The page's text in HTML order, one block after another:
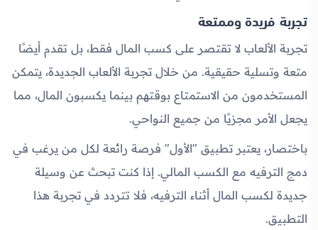
تجربة فريدة وممتعة
تجربة الألعاب لا تقتصر على كسب المال فقط، بل تقدم أيضًا
متعة وتسلية حقيقية. من خلال تجربة الألعاب الجديدة، يتمكن
المستخدمون من الاستمتاع بوقتهم بينما يكسبون المال، مما
يجعل الأمر مجزيًا من جميع النواحي.
باختصار، يعتبر تطبيق "الأول" فرصة رائعة لكل من يرغب في
دمج الترفيه مع الكسب المالي. إذا كنت تبحث عن وسيلة
جديدة لكسب المال أثناء الترفيه، فلا تتردد في تجربة هذا
التطبيق.